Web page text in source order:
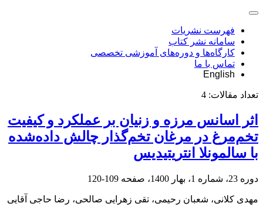
فهرست نشریات
سامانه نشر کتاب
کارگاه‌ها و دوره‌های آموزشی تخصصی
تماس با ما
English
تعداد مقالات: 4
اثر اسانس مرزه و زنیان بر عملکرد و کیفیت
تخم‌مرغ در مرغان تخم‌گذار چالش داده‌شده
با سالمونلا انتریتیدیس
دوره 23، شماره 1، بهار 1400، صفحه 109-120
مهدی کلانی، شعبان رحیمی، تقی زهرایی صالحی، رضا حاجی آقایی